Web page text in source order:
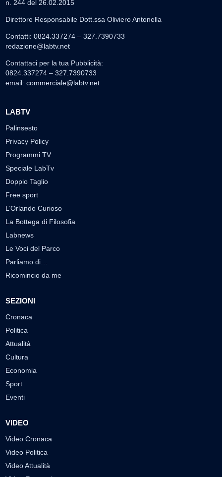
n. 244 del 26.02.2015
Direttore Responsabile Dott.ssa Oliviero Antonella
Contatti: 0824.337274 – 327.7390733
redazione@labtv.net
Contattaci per la tua Pubblicità:
0824.337274 – 327.7390733
email: commerciale@labtv.net
LABTV
Palinsesto
Privacy Policy
Programmi TV
Speciale LabTv
Doppio Taglio
Free sport
L’Orlando Curioso
La Bottega di Filosofia
Labnews
Le Voci del Parco
Parliamo di…
Ricomincio da me
SEZIONI
Cronaca
Politica
Attualità
Cultura
Economia
Sport
Eventi
VIDEO
Video Cronaca
Video Politica
Video Attualità